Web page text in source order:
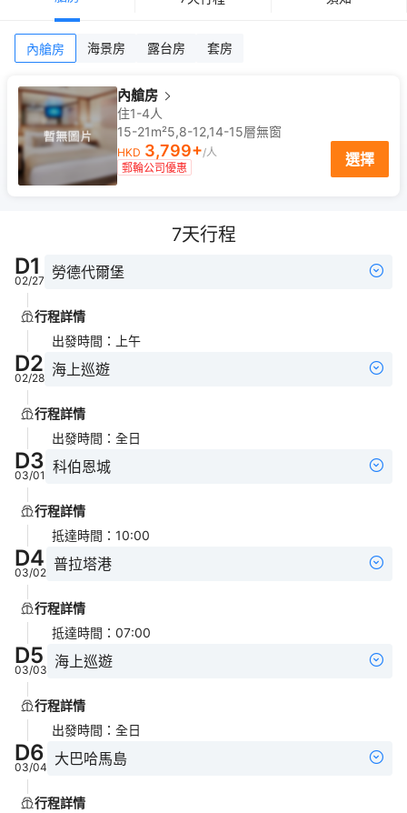
內艙房 海景房 露台房 套房
內艙房
住1-4人
15-21m²5,8-12,14-15層無窗
HKD 3,799+/人
郵輪公司優惠
選擇
7天行程
D1
02/27 勞德代爾堡
行程詳情
出發時間 ： 上午
D2
02/28 海上巡遊
行程詳情
出發時間 ： 全日
D3
03/01 科伯恩城
行程詳情
抵達時間 ： 10:00
D4
03/02 普拉塔港
行程詳情
抵達時間 ： 07:00
D5
03/03 海上巡遊
行程詳情
出發時間 ： 全日
D6
03/04 大巴哈馬島
行程詳情